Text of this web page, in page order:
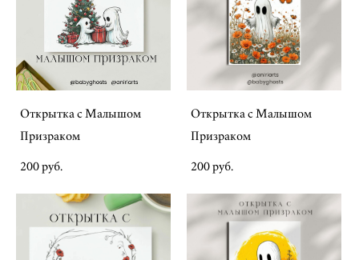
Открытка с Малышом
Призраком
200 pуб.
Открытка с Малышом
Призраком
200 pуб.